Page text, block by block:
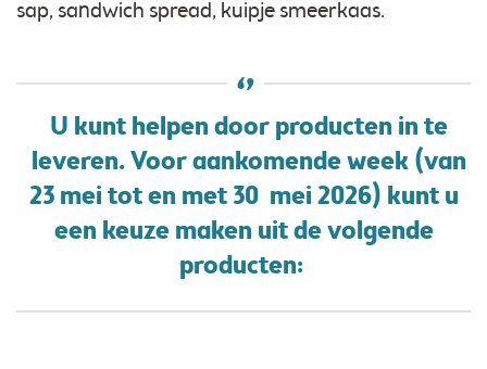
sap, sandwich spread, kuipje smeerkaas.
U kunt helpen door producten in te
leveren. Voor aankomende week (van
23 mei tot en met 30 mei 2026) kunt u
een keuze maken uit de volgende
producten: